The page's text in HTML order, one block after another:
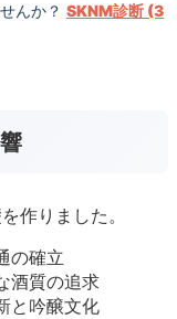
んか？ SKNM診断 (3
作りました。
の確立
酒質の追求
と吟醸文化